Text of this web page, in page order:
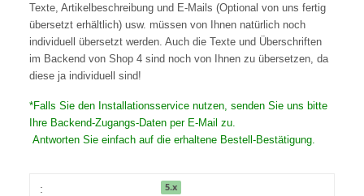
Texte, Artikelbeschreibung und E-Mails (Optional von uns fertig
übersetzt erhältlich) usw. müssen von Ihnen natürlich noch
individuell übersetzt werden. Auch die Texte und Überschriften
im Backend von Shop 4 sind noch von Ihnen zu übersetzen, da
diese ja individuell sind!
*Falls Sie den Installationsservice nutzen, senden Sie uns bitte
Ihre Backend-Zugangs-Daten per E-Mail zu.
Antworten Sie einfach auf die erhaltene Bestell-Bestätigung.
: 5.x